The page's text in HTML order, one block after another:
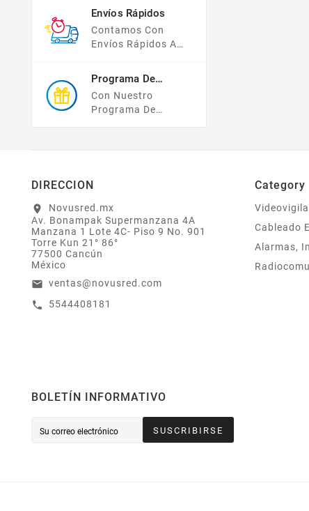
Pago, Todas Tus
Compras Y Tus
Datos Están
Protegidos Con
Envíos Rápidos
Contamos Con
Envíos Rápidos A
Programa De
Recompensas
Con Nuestro
Programa De
Bonifican A Tu
Electrónico El 1% Del
Total De Tu Compra,
El Cuál Podrás
Utilizar A Partir De
O Acumularlos.
DIRECCION
location_on
Novusred.mx
Av. Bonampak Supermanzana 4A
Manzana 1 Lote 4C- Piso 9 No. 901
Torre Kun 21° 86°
77500 Cancún
México
email ventas@novusred.com
call 5544408181
Category
Cableado
Alarmas,
BOLETÍN INFORMATIVO
SUSCRIBIRSE